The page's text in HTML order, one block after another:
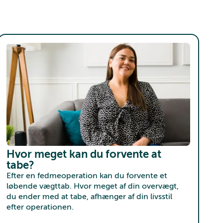
Hvor meget kan du forvente at
tabe?
Efter en fedmeoperation kan du forvente et
løbende vægttab. Hvor meget af din overvægt,
du ender med at tabe, afhænger af din livsstil
efter operationen.